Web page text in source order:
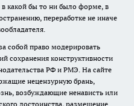
какой бы то ни было форме, в
переработке не иначе
собой право модерировать
сохранения конструктивности
РФ и РМЭ. На сайте
нецензурную брань,
возбуждающие ненависть или
достоинства, размещение